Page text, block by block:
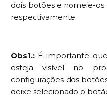
dois botões e nomeie-os
respectivamente.
Obs1.: É importante
esteja visível no
configurações dos
deixe selecionado o